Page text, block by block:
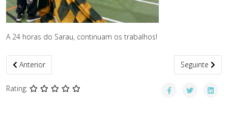
A 24 horas do Sarau, continuam os trabalhos!
Artigo anterior: SEMANA EDUCA 26
Anterior Artigo
Seguinte
Rating: